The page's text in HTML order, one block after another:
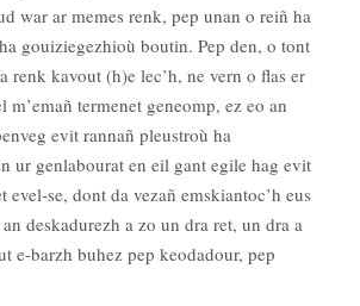
war ar memes renk, pep unan o reiñ ha
gouiziegezhioù boutin. Pep den, o tont
renk kavout (h)e lec’h, ne vern o flas er
m’emañ termenet geneomp, ez eo an
evit rannañ pleustroù ha
ur genlabourat en eil gant egile hag evit
evel-se, dont da vezañ emskiantoc’h eus
deskadurezh a zo un dra ret, un dra a
e-barzh buhez pep keodadour, pep